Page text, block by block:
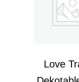
Love